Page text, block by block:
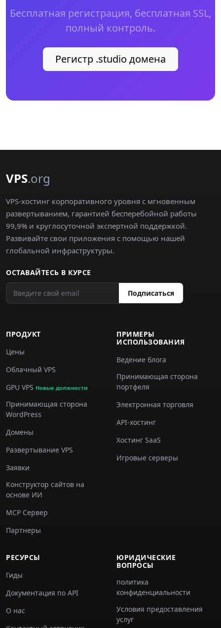
Бесплатная регистрация, бесплатная SSL,
полный контроль.
Регистр .studio домена
VPS.org
VPS-хостинг корпоративного уровня с мгновенным
развертыванием, гарантией бесперебойной работы
99,9% и круглосуточной экспертной поддержкой.
Развивайте свои приложения с помощью нашей
глобальной инфраструктуры.
ОСТАВАЙТЕСЬ В КУРСЕ
Подписаться
ПРОДУКТ
Цены
Облачный VPS
GPU VPS Новые должности
Принимающая сторона
WordPress
Домены
Развертывание VPS
Заявки
Конструктор сайтов на
основе ИИ
MCP Сервер
Партнеры
ПРИМЕРЫ
ИСПОЛЬЗОВАНИЯ
Ведение блога
Принимающая сторона
портфеля
Электронная торговля
API-хостинг
Хостинг SaaS
Игровые серверы
РЕСУРСЫ
Гиды
Документация по API
О нас
ЮРИДИЧЕСКИЕ
ВОПРОСЫ
политика
конфиденциальности
Условия предоставления
услуг